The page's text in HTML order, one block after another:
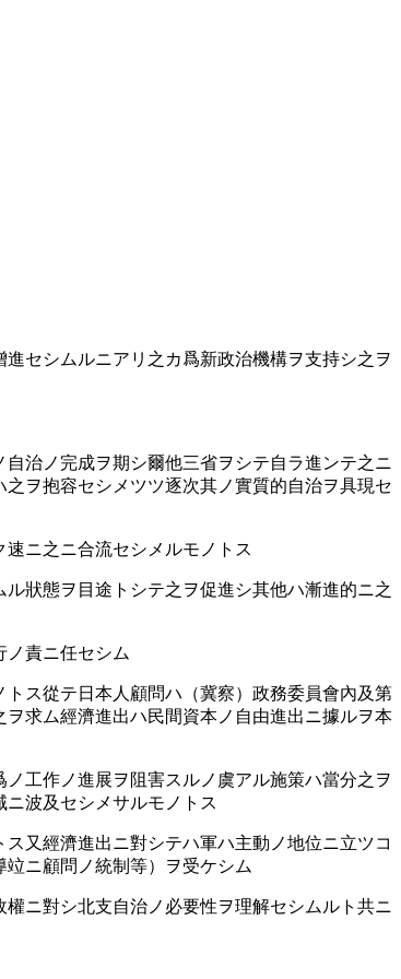
セシムルニアリ之カ爲新政治機構ヲ支持シ之ヲ
治ノ完成ヲ期シ爾他三省ヲシテ自ラ進ンテ之ニ
ヲ抱容セシメツツ逐次其ノ實質的自治ヲ具現セ
ニ之ニ合流セシメルモノトス
狀態ヲ目途トシテ之ヲ促進シ其他ハ漸進的ニ之
ノ責ニ任セシム
ス從テ日本人顧問ハ（冀察）政務委員會內及第
求ム經濟進出ハ民間資本ノ自由進出ニ據ルヲ本
工作ノ進展ヲ阻害スルノ虞アル施策ハ當分之ヲ
波及セシメサルモノトス
又經濟進出ニ對シテハ軍ハ主動ノ地位ニ立ツコ
ニ顧問ノ統制等）ヲ受ケシム
ニ對シ北支自治ノ必要性ヲ理解セシムルト共ニ